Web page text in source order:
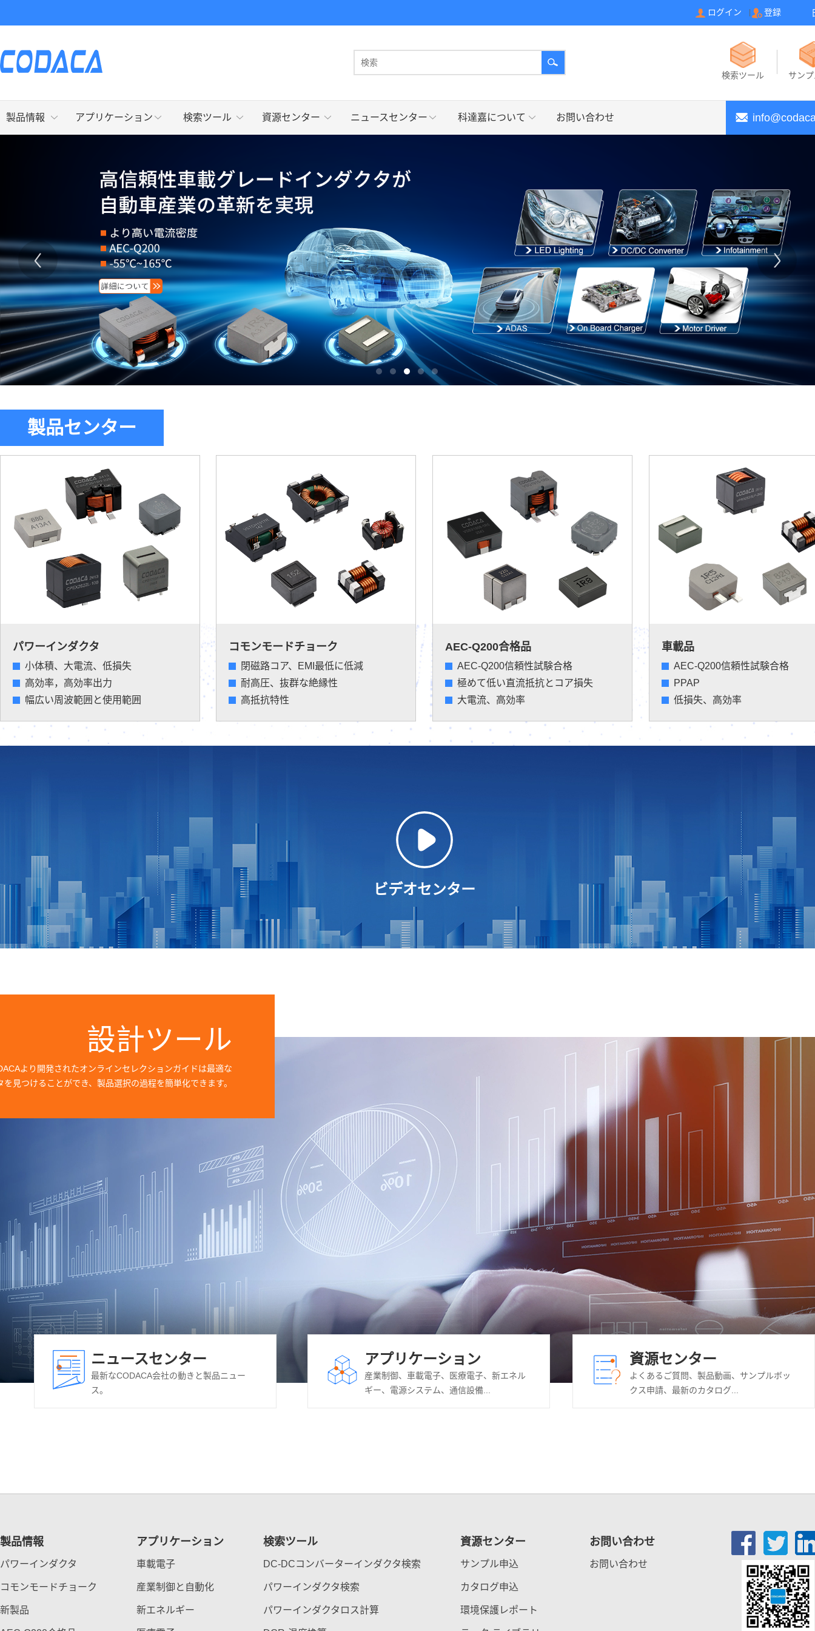
ログイン 登録
検索ツール サン
製品情報 アプリケーション 検索ツール 資源センター ニュースセンター 科達嘉について お問い合わせ
製品センター
パワーインダクタ
小体積、大電流、低損失
高効率，高効率出力
幅広い周波範囲と使用範囲
コモンモードチョーク
閉磁路コア、EMI最低に低減
耐高圧、抜群な絶縁性
高抵抗特性
AEC-Q200合格品
AEC-Q200信頼性試験合格
極めて低い直流抵抗とコア損失
大電流、高効率
車載品
AEC-Q200信頼性試験合格
PPAP
低損失、高効率
ビデオセンター
設計ツール
より開発されたオンラインセレクションガイドは最適な
を見つけることができ、製品選択の過程を簡単化できます。
ニュースセンター
最新なCODACA会社の動きと製品ニュー
ス。
アプリケーション
産業制御、車載電子、医療電子、新エネル
ギー、電源システム、通信設備...
資源センター
よくあるご質問、製品動画、サンプルボッ
クス申請、最新のカタログ...
製品情報
パワーインダクタ
コモンモードチョーク
新製品
アプリケーション
車載電子
産業制御と自動化
新エネルギー
検索ツール
DC-DCコンバーターインダクタ検索
パワーインダクタ検索
パワーインダクタロス計算
資源センター
サンプル申込
カタログ申込
環境保護レポート
お問い合わせ
お問い合わせ